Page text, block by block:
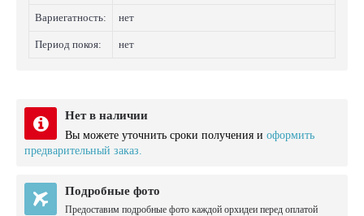
Вариегатность: нет
Период покоя: нет
Нет в наличии
Вы можете уточнить сроки получения и оформить
предварительный заказ.
Подробные фото
Предоставим подробные фото каждой орхидеи перед оплатой